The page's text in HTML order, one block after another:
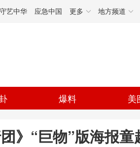
守艺中华 应急中国 更多 地方频道
爆料 美
》“巨物”版海报